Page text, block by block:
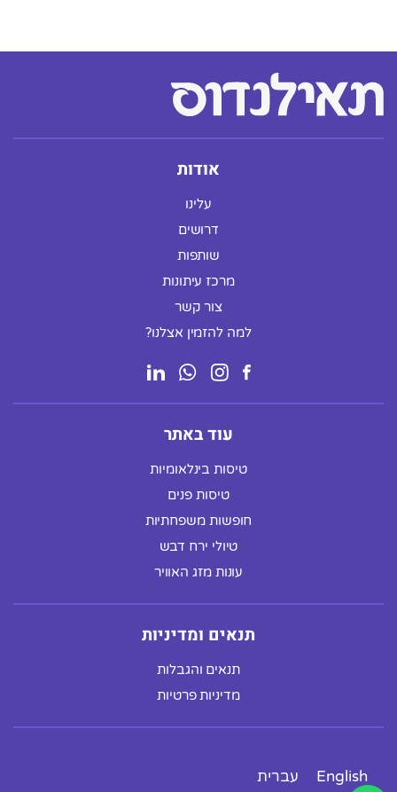
אודות
עלינו
דרושים
שותפות
מרכז עיתונות
צור קשר
למה להזמין אצלנו?
עוד באתר
טיסות בינלאומיות
טיסות פנים
חופשות משפחתיות
טיולי ירח דבש
עונות מזג האוויר
תנאים ומדיניות
תנאים והגבלות
מדיניות פרטיות
English עברית